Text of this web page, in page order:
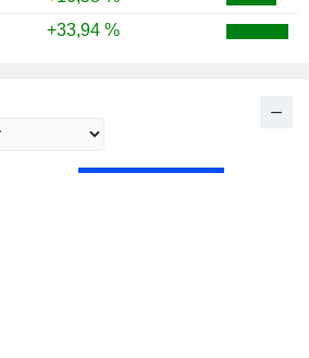
+33,94 %